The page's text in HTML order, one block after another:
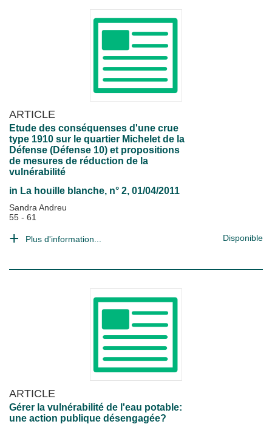
ARTICLE
Etude des conséquenses d'une crue
type 1910 sur le quartier Michelet de la
Défense (Défense 10) et propositions
de mesures de réduction de la
vulnérabilité
in La houille blanche, n° 2, 01/04/2011
Sandra Andreu
55 - 61
Plus d'information... Disponible
ARTICLE
Gérer la vulnérabilité de l'eau potable:
une action publique désengagée?